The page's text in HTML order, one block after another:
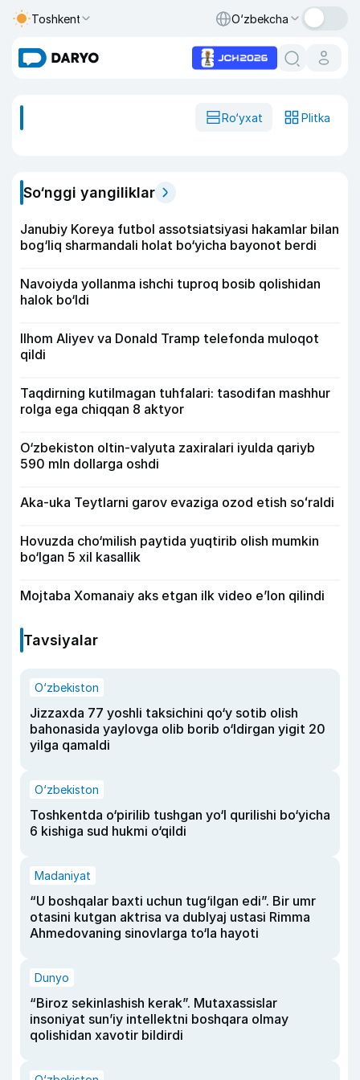
Toshkent O‘zbekcha
Ro‘yxat Plitka
So‘nggi yangiliklar
Janubiy Koreya futbol assotsiatsiyasi hakamlar bilan
bog‘liq sharmandali holat bo‘yicha bayonot berdi
Navoiyda yollanma ishchi tuproq bosib qolishidan
halok bo‘ldi
Ilhom Aliyev va Donald Tramp telefonda muloqot
qildi
Taqdirning kutilmagan tuhfalari: tasodifan mashhur
rolga ega chiqqan 8 aktyor
O‘zbekiston oltin-valyuta zaxiralari iyulda qariyb
590 mln dollarga oshdi
Aka-uka Teytlarni garov evaziga ozod etish soʻraldi
Hovuzda cho‘milish paytida yuqtirib olish mumkin
bo‘lgan 5 xil kasallik
Mojtaba Xomanaiy aks etgan ilk video e’lon qilindi
Tavsiyalar
O‘zbekiston
Jizzaxda 77 yoshli taksichini qo‘y sotib olish
bahonasida yaylovga olib borib o‘ldirgan yigit 20
yilga qamaldi
O‘zbekiston
Toshkentda o‘pirilib tushgan yo‘l qurilishi bo‘yicha
6 kishiga sud hukmi o‘qildi
Madaniyat
“U boshqalar baxti uchun tug‘ilgan edi”. Bir umr
otasini kutgan aktrisa va dublyaj ustasi Rimma
Ahmedovaning sinovlarga to‘la hayoti
Dunyo
“Biroz sekinlashish kerak”. Mutaxassislar
insoniyat sun’iy intellektni boshqara olmay
qolishidan xavotir bildirdi